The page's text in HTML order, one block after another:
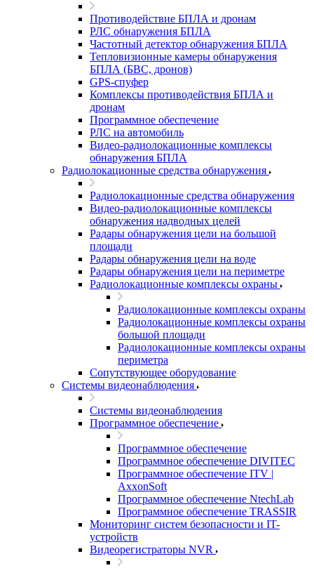
Противодействие БПЛА и дронам
РЛС обнаружения БПЛА
Частотный детектор обнаружения БПЛА
Тепловизионные камеры обнаружения
БПЛА (БВС, дронов)
GPS-спуфер
Комплексы противодействия БПЛА и
дронам
Программное обеспечение
РЛС на автомобиль
Видео-радиолокационные комплексы
обнаружения БПЛА
Радиолокационные средства обнаружения
Радиолокационные средства обнаружения
Видео-радиолокационные комплексы
обнаружения надводных целей
Радары обнаружения цели на большой
площади
Радары обнаружения цели на воде
Радары обнаружения цели на периметре
Радиолокационные комплексы охраны
Радиолокационные комплексы охраны
Радиолокационные комплексы охраны
большой площади
Радиолокационные комплексы охраны
периметра
Сопутствующее оборудование
Системы видеонаблюдения
Системы видеонаблюдения
Программное обеспечение
Программное обеспечение
Программное обеспечение DIVITEC
Программное обеспечение ITV |
AxxonSoft
Программное обеспечение NtechLab
Программное обеспечение TRASSIR
Мониторинг систем безопасности и IT-
устройств
Видеорегистраторы NVR